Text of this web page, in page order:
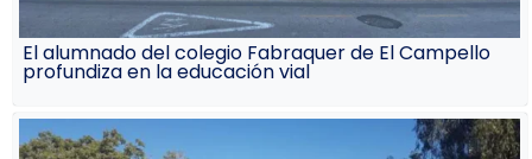
El alumnado del colegio Fabraquer de El Campello
profundiza en la educación vial